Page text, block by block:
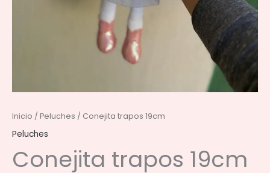
Inicio / Peluches / Conejita trapos 19cm
Peluches
Conejita trapos 19cm